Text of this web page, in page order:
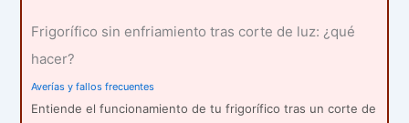
Frigorífico sin enfriamiento tras corte de luz: ¿qué
hacer?
Averías y fallos frecuentes
Entiende el funcionamiento de tu frigorífico tras un corte de